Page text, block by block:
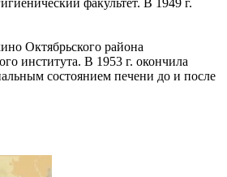
Октябрьского района
института. В 1953 г. окончила
состоянием печени до и после